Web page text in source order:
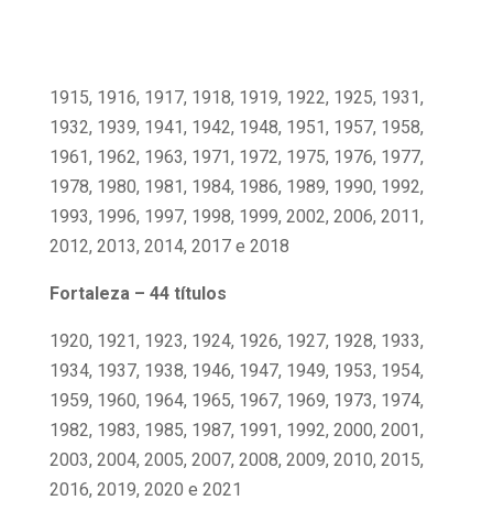
1915, 1916, 1917, 1918, 1919, 1922, 1925, 1931,
1932, 1939, 1941, 1942, 1948, 1951, 1957, 1958,
1961, 1962, 1963, 1971, 1972, 1975, 1976, 1977,
1978, 1980, 1981, 1984, 1986, 1989, 1990, 1992,
1993, 1996, 1997, 1998, 1999, 2002, 2006, 2011,
2012, 2013, 2014, 2017 e 2018
Fortaleza – 44 títulos
1920, 1921, 1923, 1924, 1926, 1927, 1928, 1933,
1934, 1937, 1938, 1946, 1947, 1949, 1953, 1954,
1959, 1960, 1964, 1965, 1967, 1969, 1973, 1974,
1982, 1983, 1985, 1987, 1991, 1992, 2000, 2001,
2003, 2004, 2005, 2007, 2008, 2009, 2010, 2015,
2016, 2019, 2020 e 2021